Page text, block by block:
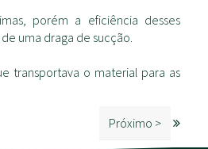
porém a eficiência desses
uma draga de sucção.
transportava o material para as
Próximo >